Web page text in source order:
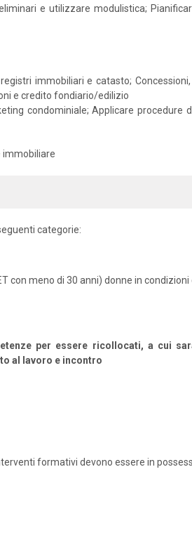
e utilizzare modulistica;
immobiliari e catasto;
e credito fondiario/edilizio
condominiale; Applicare procedure
immobiliare
categorie:
con meno di 30 anni) donne in condizioni
per essere ricollocati, a cui
al lavoro e incontro
formativi devono essere in